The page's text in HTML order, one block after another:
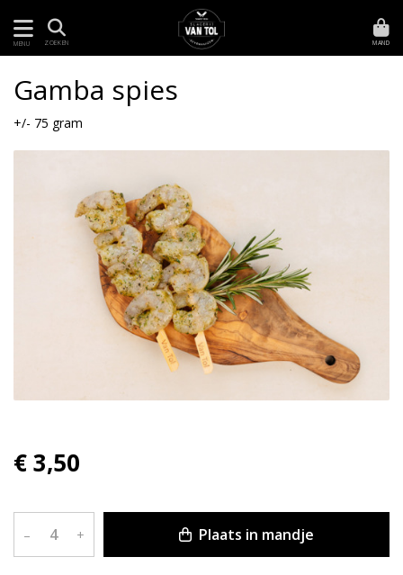
MENU ZOEKEN MAND
Gamba spies
+/- 75 gram
€ 3,50
– + Plaats in mandje